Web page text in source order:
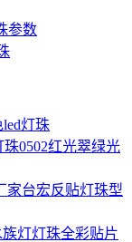
参数
灯珠
珠0502红光翠绿光
家台宏反贴灯珠型
族灯灯珠全彩贴片